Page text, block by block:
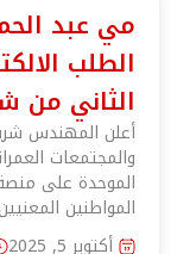
مي عبد
الطلب
الثاني من
أعلن المهندس
والمجتمعات
الموحدة على
المواطنين
أكتوبر 5, 2025